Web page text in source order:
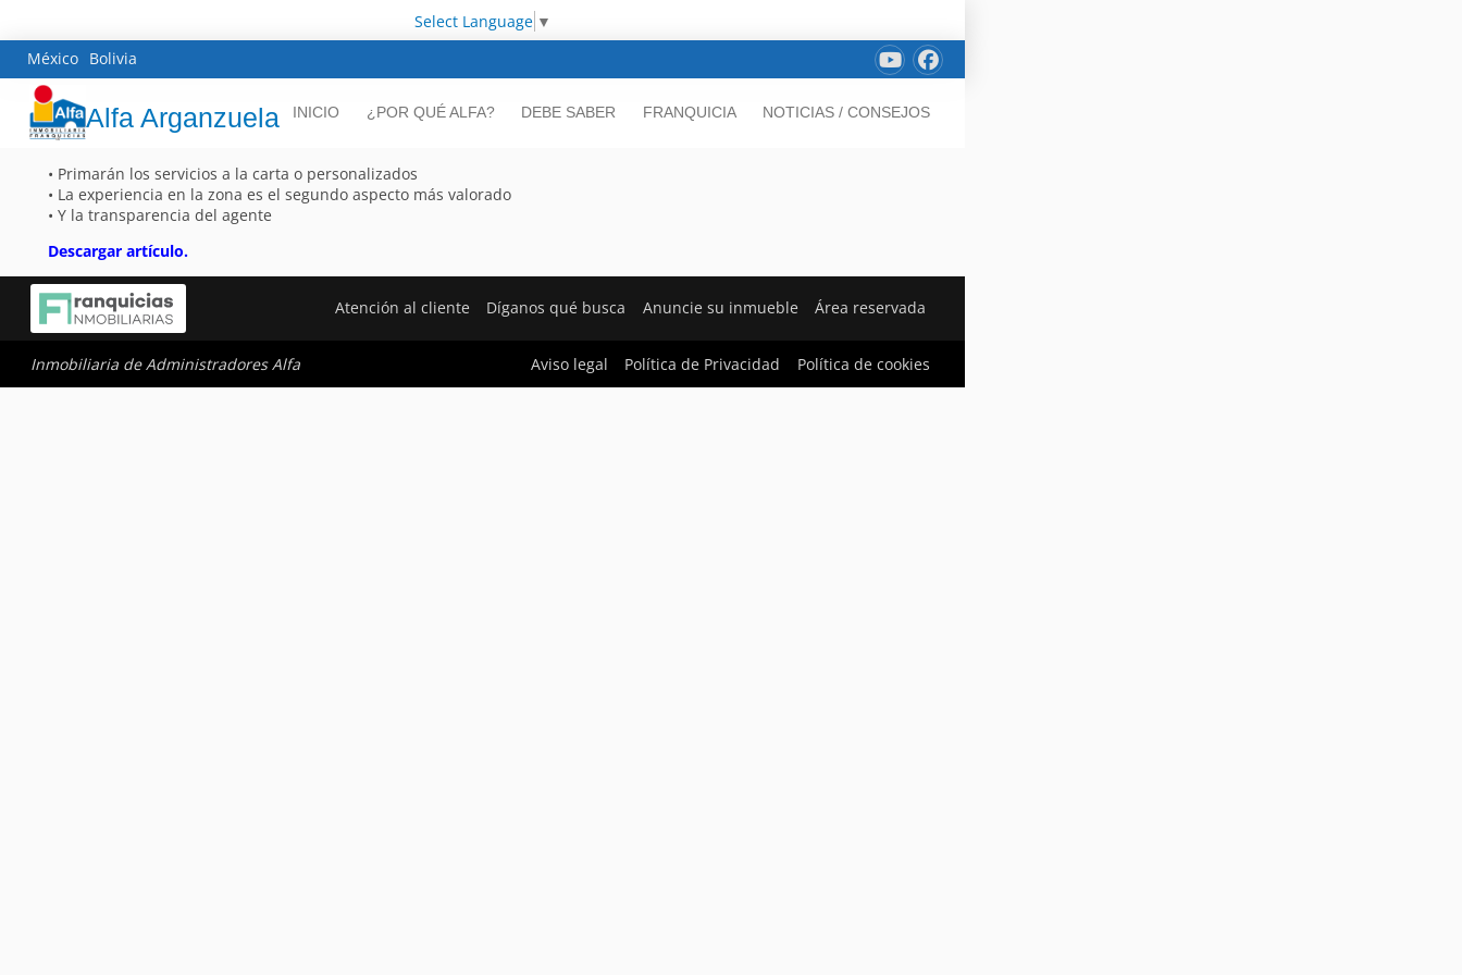
Select Language ▼
México Bolivia
Alfa Arganzuela INICIO ¿POR QUÉ ALFA? DEBE SABER FRANQUICIA NOTICIAS / CONSEJOS
• Primarán los servicios a la carta o personalizados
• La experiencia en la zona es el segundo aspecto más valorado
• Y la transparencia del agente
Descargar artículo.
Atención al cliente Díganos qué busca Anuncie su inmueble Área reservada
Inmobiliaria de Administradores Alfa Aviso legal Política de Privacidad Política de cookies